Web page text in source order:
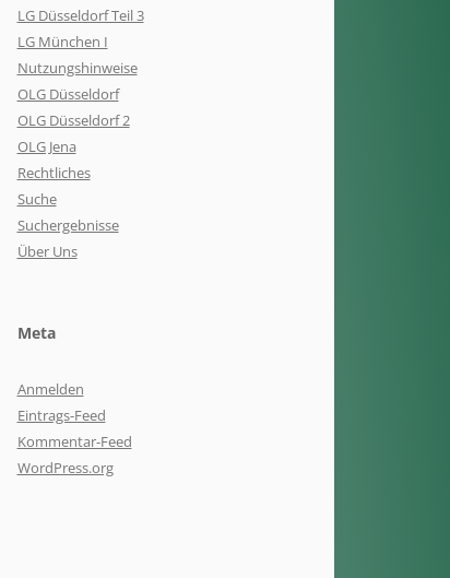
LG Düsseldorf Teil 3
LG München I
Nutzungshinweise
OLG Düsseldorf
OLG Düsseldorf 2
OLG Jena
Rechtliches
Suche
Suchergebnisse
Über Uns
Meta
Anmelden
Eintrags-Feed
Kommentar-Feed
WordPress.org